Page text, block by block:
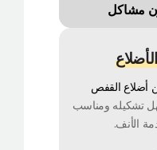
مشاكل
أضلاع القفص
تشكيله ومناسب
الأنف.